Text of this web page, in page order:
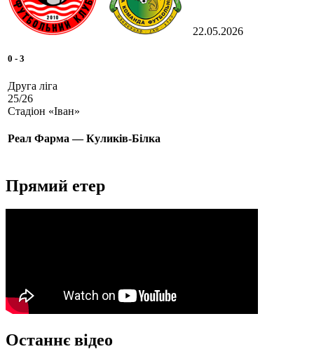
22.05.2026
0 - 3
Друга ліга
25/26
Стадіон «Іван»
Реал Фарма — Куликів-Білка
Прямий етер
Останнє відео